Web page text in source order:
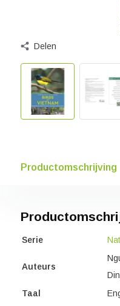
Delen
Productomschrijving
Serie
Auteurs
Taal